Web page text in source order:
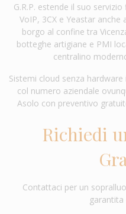
G.R.P. estende il suo
VoIP, 3CX e Yeastar
borgo al confine tra
botteghe artigiane e PMI
centralino
Sistemi cloud senza
col numero aziendale
Asolo con preventivo
Richiedi
Contattaci per un